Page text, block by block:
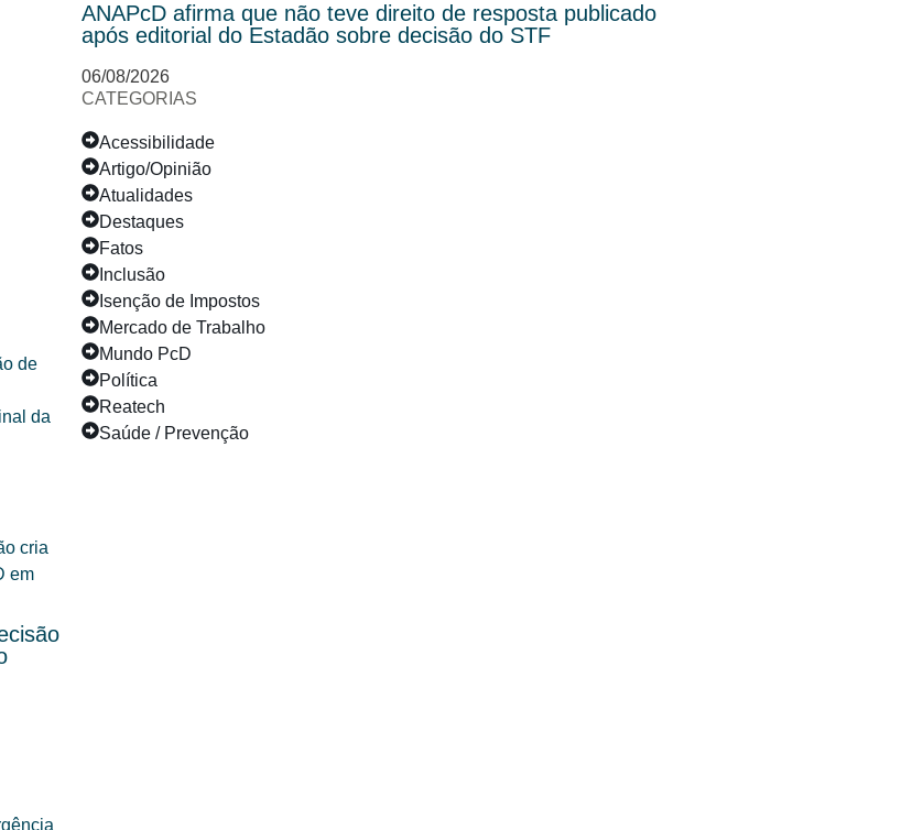
de
da
ANAPcD afirma que não teve direito de resposta publicado
após editorial do Estadão sobre decisão do STF
06/08/2026
CATEGORIAS
Acessibilidade
Artigo/Opinião
Atualidades
Destaques
Fatos
Inclusão
Isenção de Impostos
Mercado de Trabalho
Mundo PcD
Política
Reatech
Saúde / Prevenção